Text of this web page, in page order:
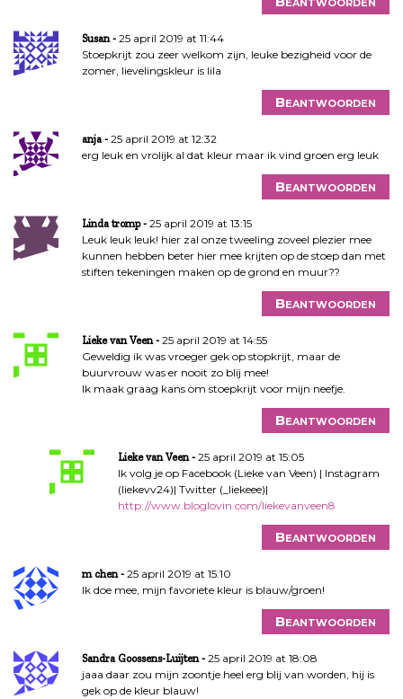
Susan
25 april 2019 at 11:44
Stoepkrijt zou zeer welkom zijn, leuke bezigheid voor de
zomer, lievelingskleur is lila
Beantwoorden
anja
25 april 2019 at 12:32
erg leuk en vrolijk al dat kleur maar ik vind groen erg leuk
Beantwoorden
Linda tromp
25 april 2019 at 13:15
Leuk leuk leuk! hier zal onze tweeling zoveel plezier mee
kunnen hebben beter hier mee krijten op de stoep dan met
stiften tekeningen maken op de grond en muur??
Beantwoorden
Lieke van Veen
25 april 2019 at 14:55
Geweldig ik was vroeger gek op stopkrijt, maar de
buurvrouw was er nooit zo blij mee!
Ik maak graag kans om stoepkrijt voor mijn neefje.
Beantwoorden
Lieke van Veen
25 april 2019 at 15:05
Ik volg je op Facebook (Lieke van Veen) | Instagram
(liekevv24)| Twitter (_liekeee)|
http://www.bloglovin.com/liekevanveen8
Beantwoorden
m chen
25 april 2019 at 15:10
Ik doe mee, mijn favoriete kleur is blauw/groen!
Beantwoorden
Sandra Goossens-Luijten
25 april 2019 at 18:08
jaaa daar zou mijn zoontje heel erg blij van worden, hij is
gek op de kleur blauw!